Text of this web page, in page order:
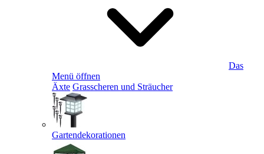
Das
Menü öffnen
Äxte Grasscheren und Sträucher
Gartendekorationen